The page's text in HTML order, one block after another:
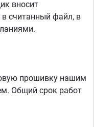
вносит
считанный файл, в
прошивку нашим
Общий срок работ